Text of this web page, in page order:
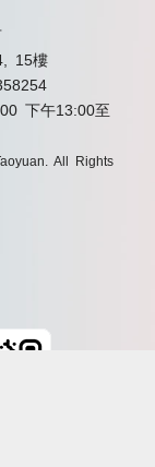
15樓
下午13:00至
All Rights